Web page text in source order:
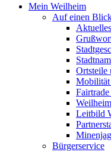
Mein Weilheim
Auf einen
Ortsteile
Mobilität
Fairtrade
Leitbild
Bürgerservice